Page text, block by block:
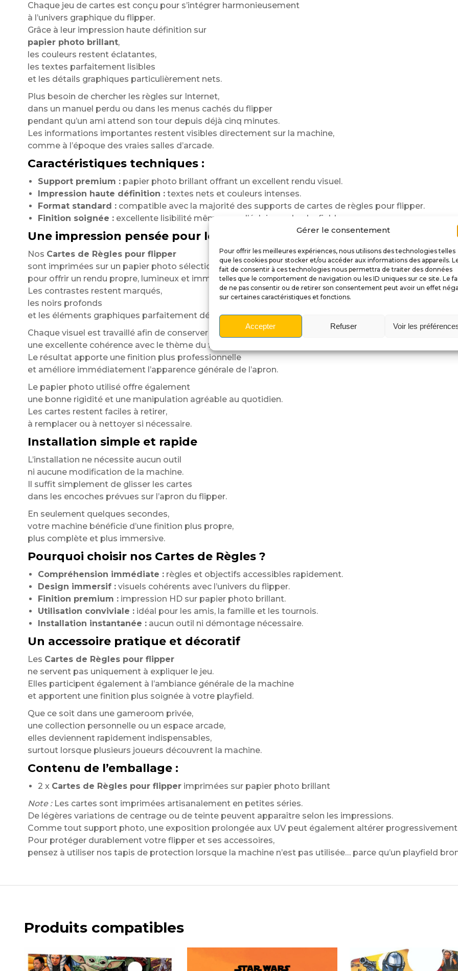
Gérer le consentement
Pour offrir les meilleures expériences, nous utilisons des technologies telles
que les cookies pour stocker et/ou accéder aux informations des appareils.
fait de consentir à ces technologies nous permettra de traiter des données
telles que le comportement de navigation ou les ID uniques sur ce site. Le
de ne pas consentir ou de retirer son consentement peut avoir un effet
sur certaines caractéristiques et fonctions.
Accepter Refuser Voir les
Chaque jeu de cartes est conçu pour s’intégrer harmonieusement
à l’univers graphique du flipper.
Grâce à leur impression haute définition sur
papier photo brillant,
les couleurs restent éclatantes,
les textes parfaitement lisibles
et les détails graphiques particulièrement nets.
Plus besoin de chercher les règles sur Internet,
dans un manuel perdu ou dans les menus cachés du flipper
pendant qu’un ami attend son tour depuis déjà cinq minutes.
Les informations importantes restent visibles directement sur la machine,
comme à l’époque des vraies salles d’arcade.
Caractéristiques techniques :
Support premium :papier photo brillant offrant un excellent rendu visuel.
Impression haute définition :textes nets et couleurs intenses.
Format standard :compatible avec la majorité des supports de cartes de règles pour flipper.
Finition soignée :excellente lisibilité même sous l’éclairage du playfield.
Une impression pensée pour les passionnés de flipper
Nos Cartes de Règles pour flipper
sont imprimées sur un papier photo sélectionné
pour offrir un rendu propre, lumineux et immersif.
Les contrastes restent marqués,
les noirs profonds
et les éléments graphiques parfaitement détaillés.
Chaque visuel est travaillé afin de conserver
une excellente cohérence avec le thème du flipper.
Le résultat apporte une finition plus professionnelle
et améliore immédiatement l’apparence générale de l’apron.
Le papier photo utilisé offre également
une bonne rigidité et une manipulation agréable au quotidien.
Les cartes restent faciles à retirer,
à remplacer ou à nettoyer si nécessaire.
Installation simple et rapide
L’installation ne nécessite aucun outil
ni aucune modification de la machine.
Il suffit simplement de glisser les cartes
dans les encoches prévues sur l’apron du flipper.
En seulement quelques secondes,
votre machine bénéficie d’une finition plus propre,
plus complète et plus immersive.
Pourquoi choisir nos Cartes de Règles ?
Compréhension immédiate :règles et objectifs accessibles rapidement.
Design immersif :visuels cohérents avec l’univers du flipper.
Finition premium :impression HD sur papier photo brillant.
Utilisation conviviale :idéal pour les amis, la famille et les tournois.
Installation instantanée :aucun outil ni démontage nécessaire.
Un accessoire pratique et décoratif
Les Cartes de Règles pour flipper
ne servent pas uniquement à expliquer le jeu.
Elles participent également à l’ambiance générale de la machine
et apportent une finition plus soignée à votre playfield.
Que ce soit dans une gameroom privée,
une collection personnelle ou un espace arcade,
elles deviennent rapidement indispensables,
surtout lorsque plusieurs joueurs découvrent la machine.
Contenu de l’emballage :
2 x Cartes de Règles pour flipperimprimées sur papier photo brillant
Note :Les cartes sont imprimées artisanalement en petites séries.
De légères variations de centrage ou de teinte peuvent apparaître selon les impressions.
Comme tout support photo, une exposition prolongée aux UV peut également altérer
Pour protéger durablement votre flipper et ses accessoires,
pensez à utiliser nos tapis de protection lorsque la machine n’est pas utilisée… parce qu’un playfield
Produits compatibles